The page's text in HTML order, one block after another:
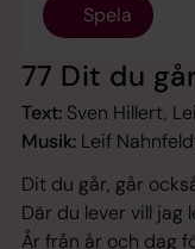
Spela
77 Dit du
Text: Sven Hillert,
Musik: Leif
Dit du går, går
Där du lever vill jag
År från år och dag